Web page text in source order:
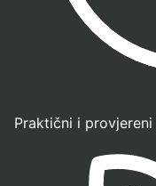
Praktični i